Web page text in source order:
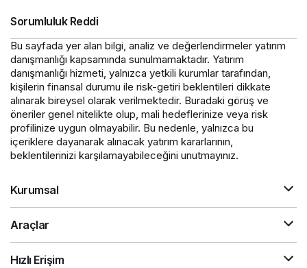
Sorumluluk Reddi
Bu sayfada yer alan bilgi, analiz ve değerlendirmeler yatırım
danışmanlığı kapsamında sunulmamaktadır. Yatırım
danışmanlığı hizmeti, yalnızca yetkili kurumlar tarafından,
kişilerin finansal durumu ile risk-getiri beklentileri dikkate
alınarak bireysel olarak verilmektedir. Buradaki görüş ve
öneriler genel nitelikte olup, mali hedeflerinize veya risk
profilinize uygun olmayabilir. Bu nedenle, yalnızca bu
içeriklere dayanarak alınacak yatırım kararlarının,
beklentilerinizi karşılamayabileceğini unutmayınız.
Kurumsal
Araçlar
Hızlı Erişim